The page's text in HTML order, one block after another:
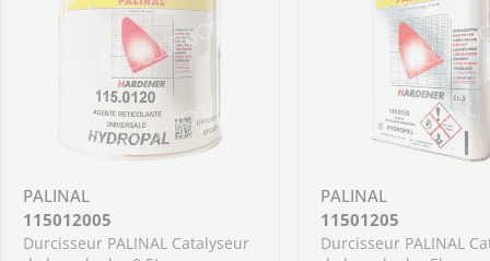
PALINAL
115012005
Durcisseur PALINAL Catalyseur
PALINAL
11501205
Durcisseur PALINAL